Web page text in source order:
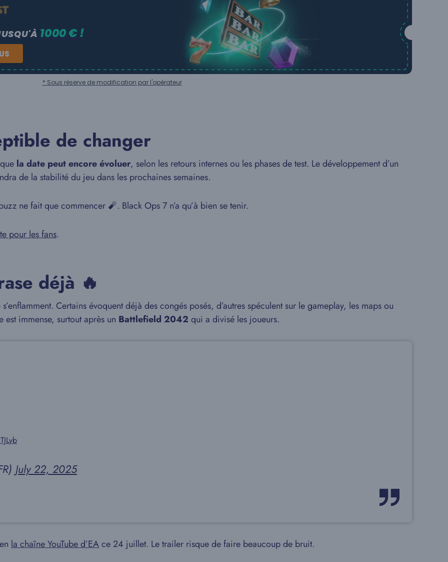
1000 € !
* Sous réserve de modification par l'opérateur
de changer
la date peut encore évoluer, selon les retours internes ou les phases de test. Le développement d’un
de la stabilité du jeu dans les prochaines semaines.
ne fait que commencer 🧨. Black Ops 7 n’a qu’à bien se tenir.
pour les fans.
déjà 🔥
Certains évoquent déjà des congés posés, d’autres spéculent sur le gameplay, les maps ou
est immense, surtout après un Battlefield 2042 qui a divisé les joueurs.
July 22, 2025
la chaîne YouTube d’EAce 24 juillet. Le trailer risque de faire beaucoup de bruit.